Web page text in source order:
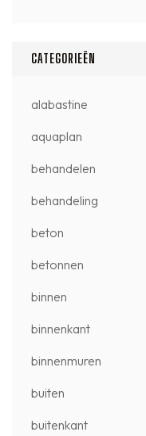
CATEGORIEËN
alabastine
aquaplan
behandelen
behandeling
beton
betonnen
binnen
binnenkant
binnenmuren
buiten
buitenkant